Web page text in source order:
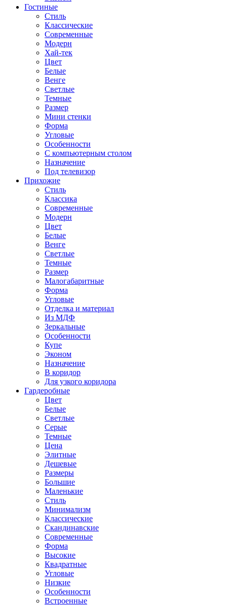
Гостиные
Стиль
Классические
Современные
Модерн
Хай-тек
Цвет
Белые
Венге
Светлые
Темные
Размер
Мини стенки
Форма
Угловые
Особенности
С компьютерным столом
Назначение
Под телевизор
Прихожие
Стиль
Классика
Современные
Модерн
Цвет
Белые
Венге
Светлые
Темные
Размер
Малогабаритные
Форма
Угловые
Отделка и материал
Из МДФ
Зеркальные
Особенности
Купе
Эконом
Назначение
В коридор
Для узкого коридора
Гардеробные
Цвет
Белые
Светлые
Серые
Темные
Цена
Элитные
Дешевые
Размеры
Большие
Маленькие
Стиль
Минимализм
Классические
Скандинавские
Современные
Форма
Высокие
Квадратные
Угловые
Низкие
Особенности
Встроенные